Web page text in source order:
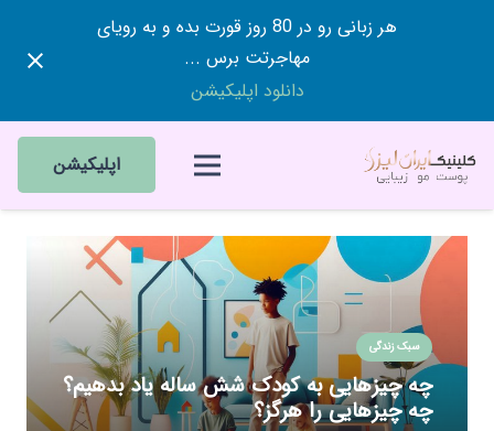
هر زبانی رو در 80 روز قورت بده و به رویای
مهاجرتت برس ...
دانلود اپلیکیشن
اپلیکیشن
سبک زندگی
چه چیزهایی به کودک شش ساله یاد بدهیم؟
چه چیزهایی را هرگز؟